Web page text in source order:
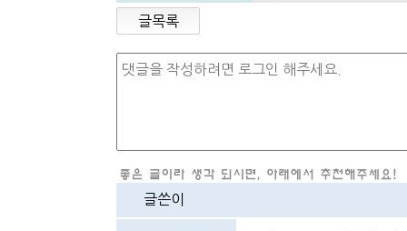
글목록
글쓴이